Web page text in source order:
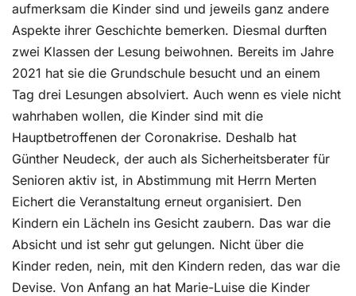
aufmerksam die Kinder sind und jeweils ganz andere
Aspekte ihrer Geschichte bemerken. Diesmal durften
zwei Klassen der Lesung beiwohnen. Bereits im Jahre
2021 hat sie die Grundschule besucht und an einem
Tag drei Lesungen absolviert. Auch wenn es viele nicht
wahrhaben wollen, die Kinder sind mit die
Hauptbetroffenen der Coronakrise. Deshalb hat
Günther Neudeck, der auch als Sicherheitsberater für
Senioren aktiv ist, in Abstimmung mit Herrn Merten
Eichert die Veranstaltung erneut organisiert. Den
Kindern ein Lächeln ins Gesicht zaubern. Das war die
Absicht und ist sehr gut gelungen. Nicht über die
Kinder reden, nein, mit den Kindern reden, das war die
Devise. Von Anfang an hat Marie-Luise die Kinder